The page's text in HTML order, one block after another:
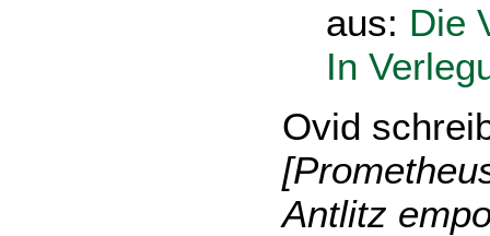
aus: Die
In
Ovid
Antlitz